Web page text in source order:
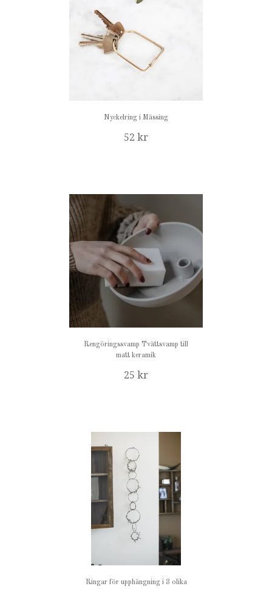
Nyckelring i Mässing
52 kr
Rengöringssvamp Tvättsvamp till
matt keramik
25 kr
Ringar för upphängning i 3 olika